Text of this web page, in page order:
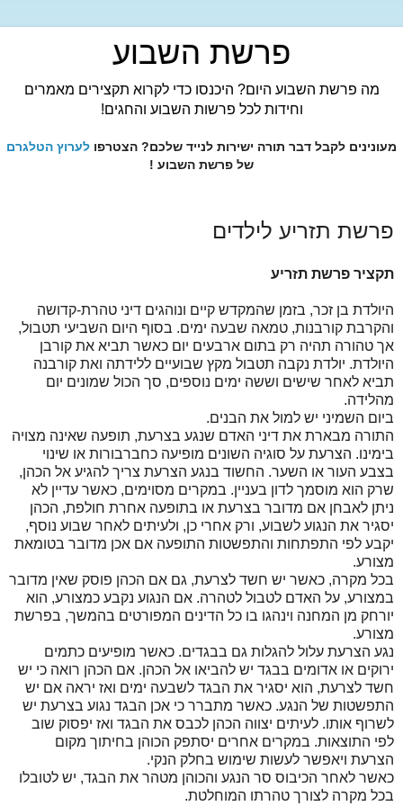
פרשת השבוע
מה פרשת השבוע היום? היכנסו כדי לקרוא תקצירים מאמרים
וחידות לכל פרשות השבוע והחגים!
מעונינים לקבל דבר תורה ישירות לנייד שלכם? הצטרפו לערוץ הטלגרם
של פרשת השבוע !
פרשת תזריע לילדים
תקציר פרשת תזריע
היולדת בן זכר, בזמן שהמקדש קיים ונוהגים דיני טהרת-קדושה
והקרבת קורבנות, טמאה שבעה ימים. בסוף היום השביעי תטבול,
אך טהורה תהיה רק בתום ארבעים יום כאשר תביא את קורבן
היולדת. יולדת נקבה תטבול מקץ שבועיים ללידתה ואת קורבנה
תביא לאחר שישים וששה ימים נוספים, סך הכול שמונים יום
מהלידה.
ביום השמיני יש למול את הבנים.
התורה מבארת את דיני האדם שנגע בצרעת, תופעה שאינה מצויה
בימינו. הצרעת על סוגיה השונים מופיעה כחברבורות או שינוי
בצבע העור או השער. החשוד בנגע הצרעת צריך להגיע אל הכהן,
שרק הוא מוסמך לדון בעניין. במקרים מסוימים, כאשר עדיין לא
ניתן לאבחן אם מדובר בצרעת או בתופעה אחרת חולפת, הכהן
יסגיר את הנגוע לשבוע, ורק אחרי כן, ולעיתים לאחר שבוע נוסף,
יקבע לפי התפתחות והתפשטות התופעה אם אכן מדובר בטומאת
מצורע.
בכל מקרה, כאשר יש חשד לצרעת, גם אם הכהן פוסק שאין מדובר
במצורע, על האדם לטבול לטהרה. אם הנגוע נקבע כמצורע, הוא
יורחק מן המחנה וינהגו בו כל הדינים המפורטים בהמשך, בפרשת
מצורע.
נגע הצרעת עלול להגלות גם בבגדים. כאשר מופיעים כתמים
ירוקים או אדומים בבגד יש להביאו אל הכהן. אם הכהן רואה כי יש
חשד לצרעת, הוא יסגיר את הבגד לשבעה ימים ואז יראה אם יש
התפשטות של הנגע. כאשר מתברר כי אכן הבגד נגוע בצרעת יש
לשרוף אותו. לעיתים יצווה הכהן לכבס את הבגד ואז יפסוק שוב
לפי התוצאות. במקרים אחרים יסתפק הכוהן בחיתוך מקום
הצרעת ויאפשר לעשות שימוש בחלק הנקי.
כאשר לאחר הכיבוס סר הנגע והכוהן מטהר את הבגד, יש לטובלו
בכל מקרה לצורך טהרתו המוחלטת.